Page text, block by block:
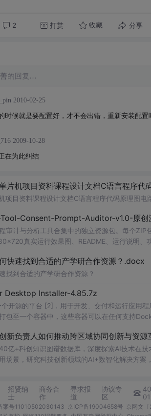
2 打赏 收藏 分享
的回复…
2010-02-25
时候就是要配置好，才不会出错，重新安装配置
2009-10-28
在为此纠结
片机项目资料课程设计文档C语言程序代
项目资料课程设计文档C语言程序代码原理图电
Consent-Prompt-Auditor-v1.0-原创
审计与分析工具合集中的独立资源包。每个
真实运行效果图、README、运行说明
官方截图、论文、生产日志或其他受限素材。
快速找到合适的产学研合作资源？.docx
找到合适的产学研合作资源？
Desktop Installer-4.85.7z
开源的平台 [2]，用于开发、交付和运行应用
包至一个容器中，这些容器可以在任何支持
新负责人如何推动跨区域协同创新与资
亿+科创知识图谱数据库，深度探索AI技术在
场景，研究科技创新领域的AI+数智化解决方案
招贤纳
士
商务合
作
寻求报
道
协议专
区
案号11010502030143 京ICP备19004658号 京网文